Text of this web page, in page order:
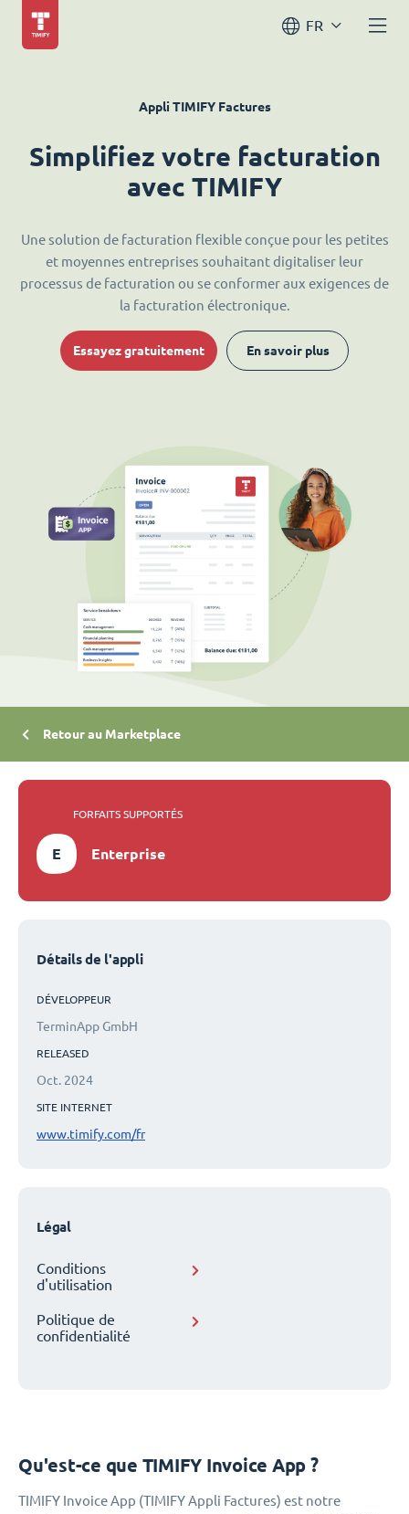
FR
Appli TIMIFY Factures
Simplifiez votre facturation
avec TIMIFY
Une solution de facturation flexible conçue pour les petites
et moyennes entreprises souhaitant digitaliser leur
processus de facturation ou se conformer aux exigences de
la facturation électronique.
Essayez gratuitement En savoir plus
Retour au Marketplace
FORFAITS SUPPORTÉS
E Enterprise
Détails de l'appli
DÉVELOPPEUR
TerminApp GmbH
RELEASED
Oct. 2024
SITE INTERNET
www.timify.com/fr
Légal
Conditions
d'utilisation
Politique de
confidentialité
Qu'est-ce que TIMIFY Invoice App ?
TIMIFY Invoice App (TIMIFY Appli Factures) est notre